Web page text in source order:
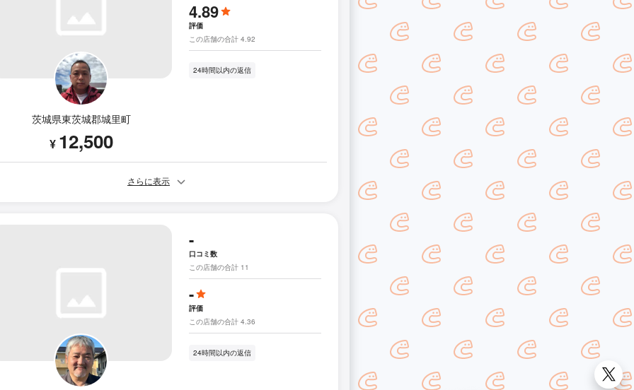
茨城県東茨城郡城里町
¥ 12,500
4.89
評価
この店舗の合計 4.92
24時間以内の返信
さらに表示
-
口コミ数
この店舗の合計 11
-
評価
この店舗の合計 4.36
24時間以内の返信